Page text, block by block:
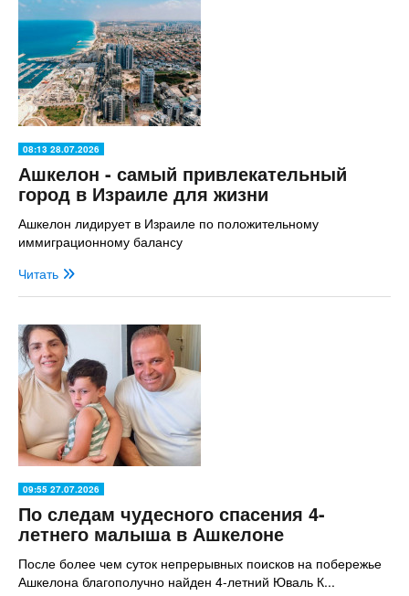
08:13 28.07.2026
Ашкелон - самый привлекательный
город в Израиле для жизни
Ашкелон лидирует в Израиле по положительному
иммиграционному балансу
Читать
09:55 27.07.2026
По следам чудесного спасения 4-
летнего малыша в Ашкелоне
После более чем суток непрерывных поисков на побережье
Ашкелона благополучно найден 4-летний Юваль К...